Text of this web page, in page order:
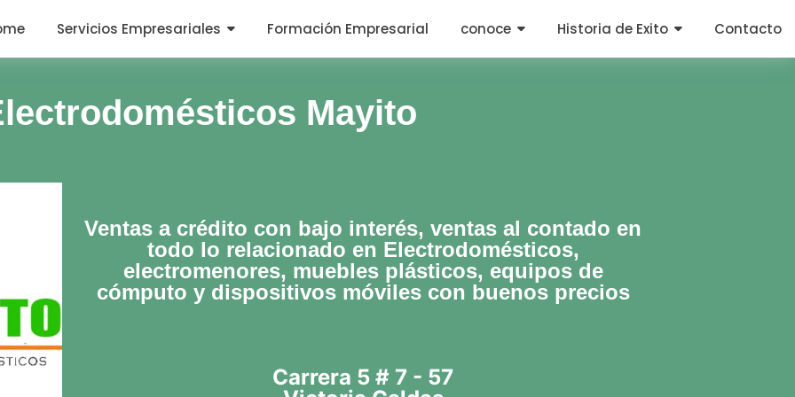
Servicios Empresariales Formación Empresarial conoce Historia de Exito Contacto
Mayito
Ventas a crédito con bajo interés, ventas al contado en
todo lo relacionado en Electrodomésticos,
electromenores, muebles plásticos, equipos de
cómputo y dispositivos móviles con buenos precios
Carrera 5 # 7 - 57